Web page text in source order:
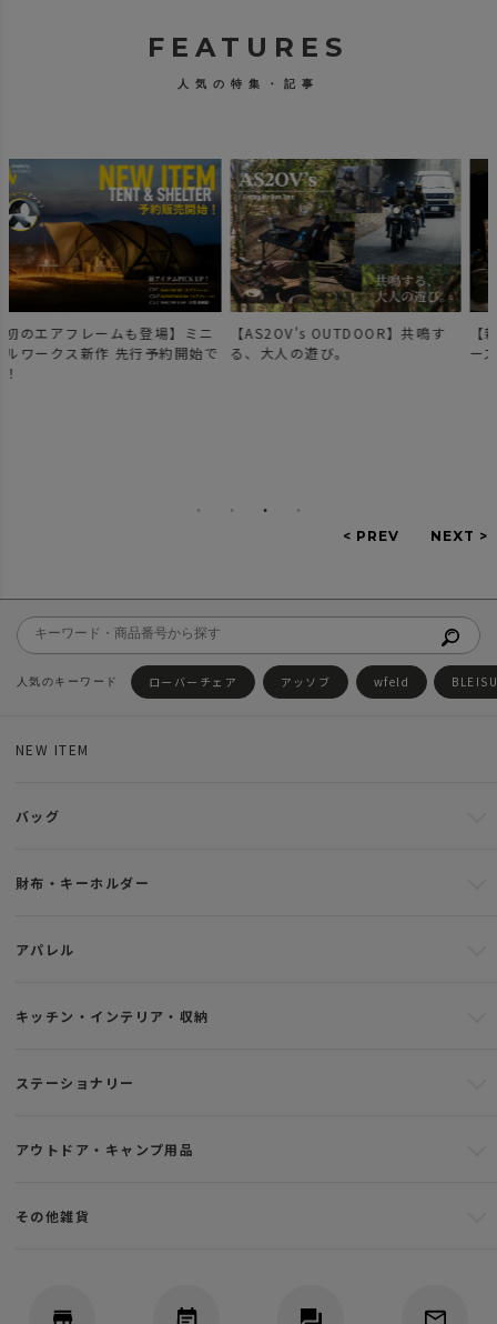
FEATURES
人気の特集・記事
【AS2OV's OUTDOOR】共鳴す
る、大人の遊び。
【新作登場】人気のDOBBYシリ
ーズのご紹介。
ローバーチェア アッソブ wfeld
NEW ITEM
バッグ
財布・キーホルダー
アパレル
キッチン・インテリア・収納
ステーショナリー
アウトドア・キャンプ用品
その他雑貨